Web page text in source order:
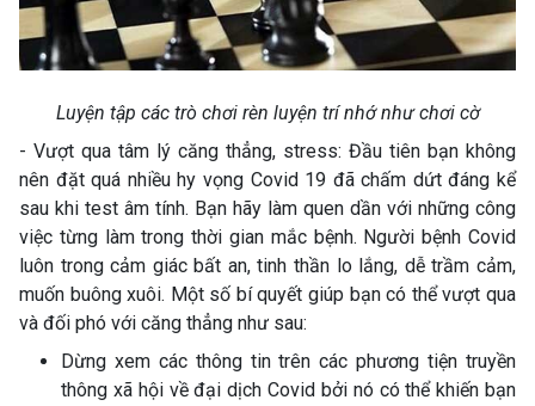
Luyện tập các trò chơi rèn luyện trí nhớ như chơi cờ
- Vượt qua tâm lý căng thẳng, stress: Đầu tiên bạn không
nên đặt quá nhiều hy vọng Covid 19 đã chấm dứt đáng kể
sau khi test âm tính. Bạn hãy làm quen dần với những công
việc từng làm trong thời gian mắc bệnh. Người bệnh Covid
luôn trong cảm giác bất an, tinh thần lo lắng, dễ trầm cảm,
muốn buông xuôi. Một số bí quyết giúp bạn có thể vượt qua
và đối phó với căng thẳng như sau:
Dừng xem các thông tin trên các phương tiện truyền
thông xã hội về đại dịch Covid bởi nó có thể khiến bạn